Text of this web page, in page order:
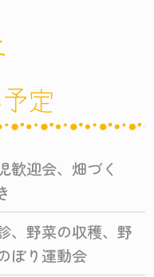
定
歓迎会、畑づく
、野菜の収穫、野
ぼり運動会